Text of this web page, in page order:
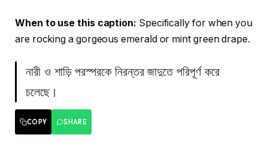
When to use this caption: Specifically for when you
are rocking a gorgeous emerald or mint green drape.
নারী ও শাড়ি পরস্পরকে নিরন্তর জাদুতে পরিপূর্ণ করে
চলেছে।
COPY SHARE